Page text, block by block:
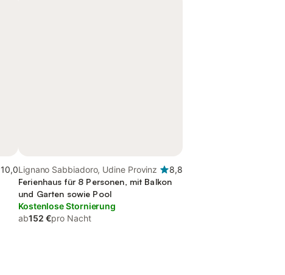
10,0Lignano Sabbiadoro, Udine Provinz
8,8
Ferienhaus für 8 Personen, mit Balkon
und Garten sowie Pool
Kostenlose Stornierung
ab152 €pro Nacht